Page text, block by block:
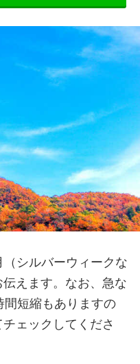
シルバーウィークな
えます。なお、急な
間短縮もありますの
ェックしてくださ